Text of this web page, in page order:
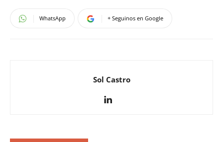
WhatsApp + Seguinos en Google
Sol Castro